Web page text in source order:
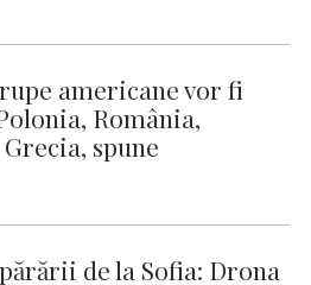
americane vor fi
România,
spune
de la Sofia: Drona